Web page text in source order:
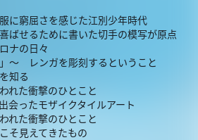
に窮屈さを感じた江別少年時代
ばせるために書いた切手の模写が原点
ナの日々
〜 レンガを彫刻するということ
知る
れた衝撃のひとこと
会ったモザイクタイルアート
れた衝撃のひとこと
そ見えてきたもの